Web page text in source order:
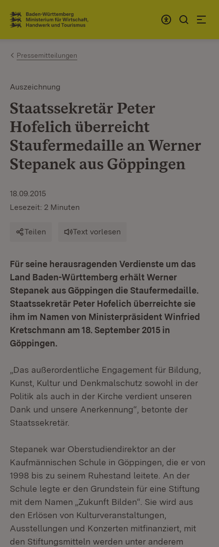
Zum Inhalt springen
Link zur Startseite
Pressemitteilungen
Auszeichnung
Staatssekretär Peter
Hofelich überreicht
Staufermedaille an Werner
Stepanek aus Göppingen
18.09.2015
Lesezeit: 2 Minuten
Teilen Text vorlesen
Für seine herausragenden Verdienste um das
Land Baden-Württemberg erhält Werner
Stepanek aus Göppingen die Staufermedaille.
Staatssekretär Peter Hofelich überreichte sie
ihm im Namen von Ministerpräsident Winfried
Kretschmann am 18. September 2015 in
Göppingen.
„Das außerordentliche Engagement für Bildung,
Kunst, Kultur und Denkmalschutz sowohl in der
Politik als auch in der Kirche verdient unseren
Dank und unsere Anerkennung“, betonte der
Staatssekretär.
Stepanek war Oberstudiendirektor an der
Kaufmännischen Schule in Göppingen, die er von
1998 bis zu seinem Ruhestand leitete. An der
Schule legte er den Grundstein für eine Stiftung
mit dem Namen „Zukunft Bilden“. Sie wird aus
den Erlösen von Kulturveranstaltungen,
Ausstellungen und Konzerten mitfinanziert, mit
den Stiftungsmitteln werden unter anderem